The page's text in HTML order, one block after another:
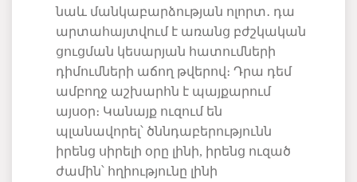
նաև մանկաբարձության ոլորտ․ դա
արտահայտվում է առանց բժշկական
ցուցման կեսարյան հատումների
դիմումների աճող թվերով։ Դրա դեմ
ամբողջ աշխարհն է պայքարում
այսօր։ Կանայք ուզում են
պլանավորել՝ ծննդաբերությունն
իրենց սիրելի օրը լինի, իրենց ուզած
ժամին՝ հղիությունը լինի